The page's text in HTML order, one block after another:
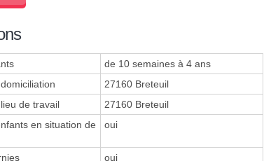
de 10 semaines à 4 ans
27160 Breteuil
de travail
27160 Breteuil
en situation de
oui
oui